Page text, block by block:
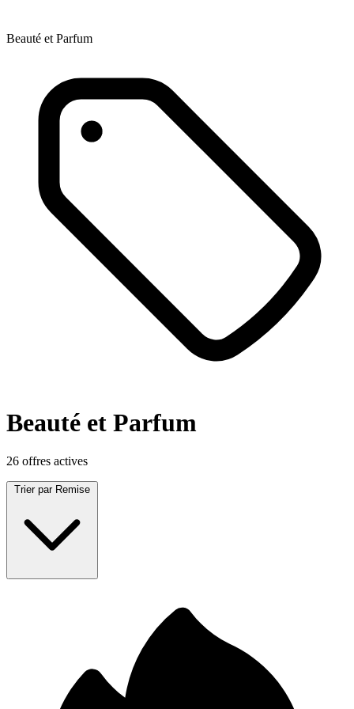
Beauté et Parfum
Beauté et Parfum
26 offres actives
Trier par Remise